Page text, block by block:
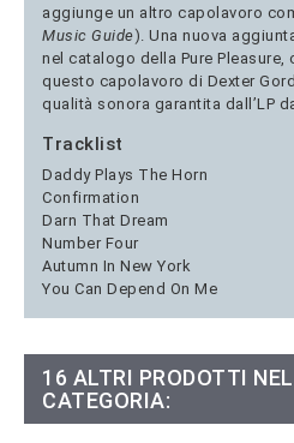
aggiunge un altro capolavoro
Music Guide). Una nuova
nel catalogo della Pure
questo capolavoro di Dexter
qualità sonora garantita dall’LP
Tracklist
Daddy Plays The Horn
Confirmation
Darn That Dream
Number Four
Autumn In New York
You Can Depend On Me
16 ALTRI PRODOTTI
CATEGORIA: